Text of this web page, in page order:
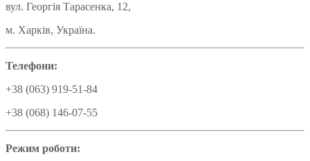
вул. Георгія Тарасенка, 12,
м. Харків, Україна.
Телефони:
+38 (063) 919-51-84
+38 (068) 146-07-55
Режим роботи: